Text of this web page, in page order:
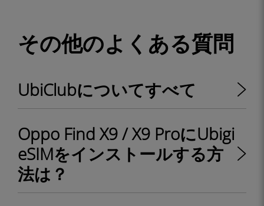
その他のよくある質問
UbiClubについてすべて
Oppo Find X9 / X9 ProにUbigi
eSIMをインストールする方
法は？